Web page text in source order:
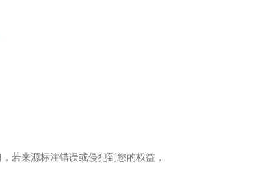
若来源标注错误或侵犯到您的权益，